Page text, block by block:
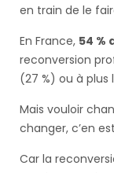
en train de le
En France, 54 %
reconversion
(27 %) ou à
Mais vouloir
changer, c’en
Car la